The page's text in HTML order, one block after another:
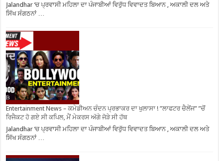
Jalandhar ‘ਚ ਪ੍ਰਵਾਸੀ ਮਹਿਲਾ ਦਾ ਪੰਜਾਬੀਆਂ ਵਿਰੁੱਧ ਵਿਵਾਦਤ ਬਿਆਨ , ਅਕਾਲੀ ਦਲ ਅਤੇ
ਸਿੱਖ ਸੰਗਠਨਾਂ …
Entertainment News – ਕਮੇਡੀਅਨ ਚੰਦਨ ਪ੍ਰਭਾਕਰ ਦਾ ਖੁਲਾਸਾ ! ”ਲਾਫਟਰ ਚੈਲੇਂਜ” ”ਚੋਂ
ਰਿਜੈਕਟ ਹੋ ਗਏ ਸੀ ਕਪਿਲ, ਮੈਂ ਮੇਕਰਸ ਅੱਗੇ ਜੋੜੇ ਸੀ ਹੱਥ
Jalandhar ‘ਚ ਪ੍ਰਵਾਸੀ ਮਹਿਲਾ ਦਾ ਪੰਜਾਬੀਆਂ ਵਿਰੁੱਧ ਵਿਵਾਦਤ ਬਿਆਨ , ਅਕਾਲੀ ਦਲ ਅਤੇ
ਸਿੱਖ ਸੰਗਠਨਾਂ …